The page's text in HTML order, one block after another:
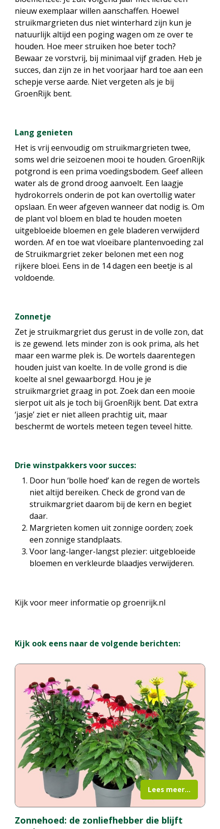
nieuw exemplaar willen aanschaffen. Hoewel
struikmargrieten dus niet winterhard zijn kun je
natuurlijk altijd een poging wagen om ze over te
houden. Hoe meer struiken hoe beter toch?
Bewaar ze vorstvrij, bij minimaal vijf graden. Heb je
succes, dan zijn ze in het voorjaar hard toe aan een
schepje verse aarde. Niet vergeten als je bij
GroenRijk bent.
Lang genieten
Het is vrij eenvoudig om struikmargrieten twee,
soms wel drie seizoenen mooi te houden. GroenRijk
potgrond is een prima voedingsbodem. Geef alleen
water als de grond droog aanvoelt. Een laagje
hydrokorrels onderin de pot kan overtollig water
opslaan. En weer afgeven wanneer dat nodig is. Om
de plant vol bloem en blad te houden moeten
uitgebloeide bloemen en gele bladeren verwijderd
worden. Af en toe wat vloeibare plantenvoeding zal
de Struikmargriet zeker belonen met een nog
rijkere bloei. Eens in de 14 dagen een beetje is al
voldoende.
Zonnetje
Zet je struikmargriet dus gerust in de volle zon, dat
is ze gewend. Iets minder zon is ook prima, als het
maar een warme plek is. De wortels daarentegen
houden juist van koelte. In de volle grond is die
koelte al snel gewaarborgd. Hou je je
struikmargriet graag in pot. Zoek dan een mooie
sierpot uit als je toch bij GroenRijk bent. Dat extra
‘jasje’ ziet er niet alleen prachtig uit, maar
beschermt de wortels meteen tegen teveel hitte.
Drie winstpakkers voor succes:
Door hun ‘bolle hoed’ kan de regen de wortels
niet altijd bereiken. Check de grond van de
struikmargriet daarom bij de kern en begiet
daar.
Margrieten komen uit zonnige oorden; zoek
een zonnige standplaats.
Voor lang-langer-langst plezier: uitgebloeide
bloemen en verkleurde blaadjes verwijderen.
Kijk voor meer informatie op groenrijk.nl
Kijk ook eens naar de volgende berichten:
Zonnehoed: de zonliefhebber die blijft
Lees meer...